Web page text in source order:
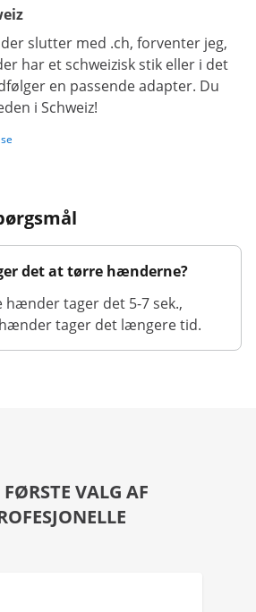
slutter med .ch, forventer jeg,
har et schweizisk stik eller i det
en passende adapter. Du
i Schweiz!
det at tørre hænderne?
hænder tager det 5-7 sek.,
tager det længere tid.
VALG AF